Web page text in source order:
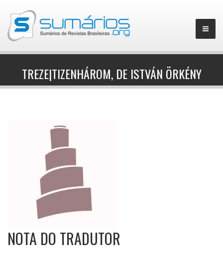
▼
TREZE|TIZENHÁROM, DE ISTVÁN ÖRKÉNY
NOTA DO TRADUTOR